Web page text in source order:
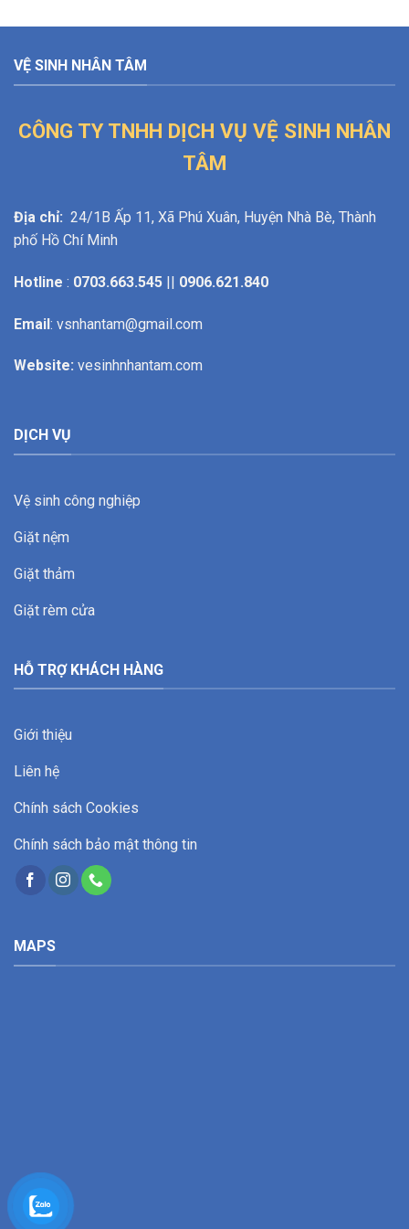
VỆ SINH NHÂN TÂM
CÔNG TY TNHH DỊCH VỤ VỆ SINH NHÂN
TÂM
Địa chỉ: 24/1B Ấp 11, Xã Phú Xuân, Huyện Nhà Bè, Thành
phố Hồ Chí Minh
Hotline : 0703.663.545 || 0906.621.840
Email: vsnhantam@gmail.com
Website: vesinhnhantam.com
DỊCH VỤ
Vệ sinh công nghiệp
Giặt nệm
Giặt thảm
Giặt rèm cửa
HỖ TRỢ KHÁCH HÀNG
Giới thiệu
Liên hệ
Chính sách Cookies
Chính sách bảo mật thông tin
MAPS